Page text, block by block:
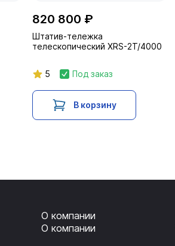
820 800 ₽
Штатив-тележка
телескопический XRS-2T/4000
5 Под заказ
В корзину
О компании
О компании